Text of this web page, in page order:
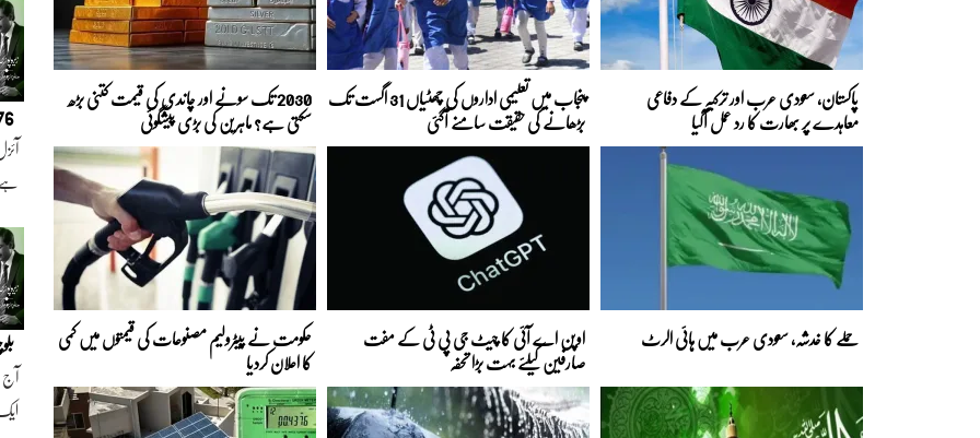
پاکستان، سعودی عرب اور ترکیہ کے دفاعی
معاہدے پر بھارت کا رد عمل آگیا
پنجاب میں تعلیمی اداروں کی چھٹیاں 31 اگست تک
بڑھانے کی حقیقت سامنے آگئی
2030 تک سونے اور چاندی کی قیمت کتنی بڑھ
سکتی ہے؟ ماہرین کی بڑی پیشگوئی
حملے کا خدشہ، سعودی عرب میں ہائی الرٹ اوپن اے آئی کا چیٹ جی پی ٹی کے مفت
صارفین کیلئے بہت بڑا تحفہ
حکومت نے پیٹرولیم مصنوعات کی قیمتوں میں کمی
کا اعلان کردیا